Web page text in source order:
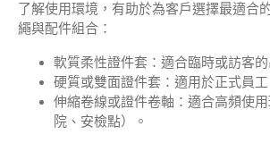
了解使用環境，有助於為客戶選擇最適合
繩與配件組合：
軟質柔性證件套：適合臨時或訪客的
硬質或雙面證件套：適用於正式員工
伸縮卷線或證件卷軸：適合高頻使
院、安檢點）。